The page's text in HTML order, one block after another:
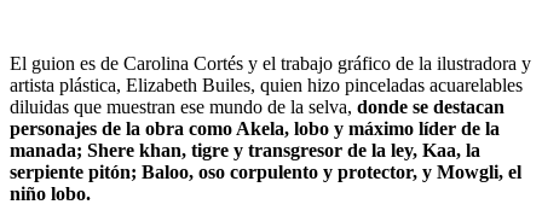
El guion es de Carolina Cortés y el trabajo gráfico de la ilustradora y
artista plástica, Elizabeth Builes, quien hizo pinceladas acuarelables
diluidas que muestran ese mundo de la selva, donde se destacan
personajes de la obra como Akela, lobo y máximo líder de la
manada; Shere khan, tigre y transgresor de la ley, Kaa, la
serpiente pitón; Baloo, oso corpulento y protector, y Mowgli, el
niño lobo.